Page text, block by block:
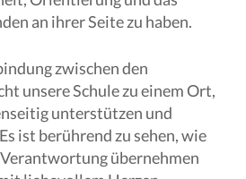
an ihrer Seite zu haben.
zwischen den
unsere Schule zu einem Ort,
unterstützen und
ist berührend zu sehen, wie
übernehmen